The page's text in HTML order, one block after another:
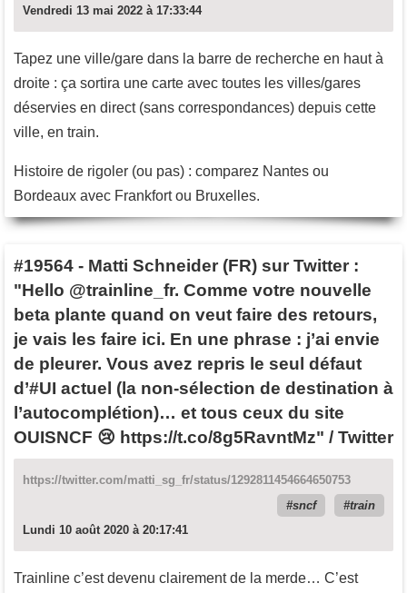
Vendredi 13 mai 2022 à 17:33:44
Tapez une ville/gare dans la barre de recherche en haut à
droite : ça sortira une carte avec toutes les villes/gares
déservies en direct (sans correspondances) depuis cette
ville, en train.
Histoire de rigoler (ou pas) : comparez Nantes ou
Bordeaux avec Frankfort ou Bruxelles.
#19564 - Matti Schneider (FR) sur Twitter :
"Hello @trainline_fr. Comme votre nouvelle
beta plante quand on veut faire des retours,
je vais les faire ici. En une phrase : j’ai envie
de pleurer. Vous avez repris le seul défaut
d’#UI actuel (la non-sélection de destination à
l’autocomplétion)… et tous ceux du site
OUISNCF 😢 https://t.co/8g5RavntMz" / Twitter
https://twitter.com/matti_sg_fr/status/1292811454664650753
sncf
train
Lundi 10 août 2020 à 20:17:41
Trainline c’est devenu clairement de la merde… C’est